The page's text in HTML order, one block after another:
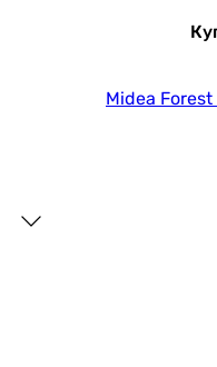
Midea